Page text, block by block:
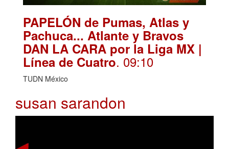
PAPELÓN de Pumas, Atlas y
Pachuca... Atlante y Bravos
DAN LA CARA por la Liga MX |
Línea de Cuatro. 09:10
TUDN México
susan sarandon